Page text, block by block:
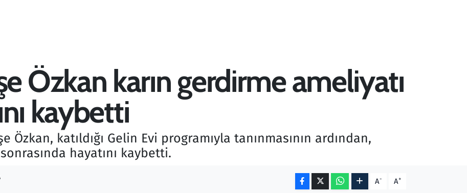
Özkan karın gerdirme ameliyatı
kaybetti
katıldığı Gelin Evi programıyla tanınmasının ardından,
hayatını kaybetti.
A- A+